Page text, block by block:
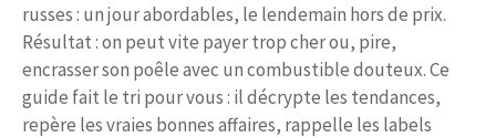
russes : un jour abordables, le lendemain hors de prix.
Résultat : on peut vite payer trop cher ou, pire,
encrasser son poêle avec un combustible douteux. Ce
guide fait le tri pour vous : il décrypte les tendances,
repère les vraies bonnes affaires, rappelle les labels